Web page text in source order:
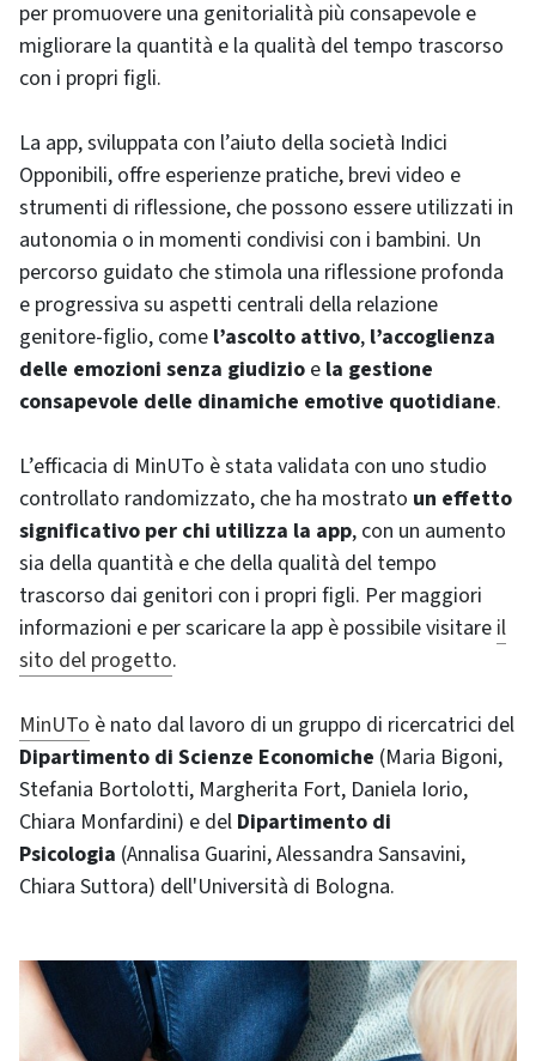
per promuovere una genitorialità più consapevole e
migliorare la quantità e la qualità del tempo trascorso
con i propri figli.
La app, sviluppata con l’aiuto della società Indici
Opponibili, offre esperienze pratiche, brevi video e
strumenti di riflessione, che possono essere utilizzati in
autonomia o in momenti condivisi con i bambini. Un
percorso guidato che stimola una riflessione profonda
e progressiva su aspetti centrali della relazione
genitore-figlio, come l’ascolto attivo, l’accoglienza
delle emozioni senza giudizio e la gestione
consapevole delle dinamiche emotive quotidiane.
L’efficacia di MinUTo è stata validata con uno studio
controllato randomizzato, che ha mostrato un effetto
significativo per chi utilizza la app, con un aumento
sia della quantità e che della qualità del tempo
trascorso dai genitori con i propri figli. Per maggiori
informazioni e per scaricare la app è possibile visitare il
sito del progetto.
MinUTo è nato dal lavoro di un gruppo di ricercatrici del
Dipartimento di Scienze Economiche (Maria Bigoni,
Stefania Bortolotti, Margherita Fort, Daniela Iorio,
Chiara Monfardini) e del Dipartimento di
Psicologia (Annalisa Guarini, Alessandra Sansavini,
Chiara Suttora) dell'Università di Bologna.